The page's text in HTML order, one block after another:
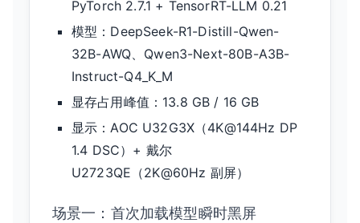
PyTorch 2.7.1 + TensorRT-LLM 0.21
模型：DeepSeek-R1-Distill-Qwen-
32B-AWQ、Qwen3-Next-80B-A3B-
Instruct-Q4_K_M
显存占用峰值：13.8 GB / 16 GB
显示：AOC U32G3X（4K@144Hz DP
1.4 DSC）+ 戴尔
U2723QE（2K@60Hz 副屏）
场景一：首次加载模型瞬时黑屏